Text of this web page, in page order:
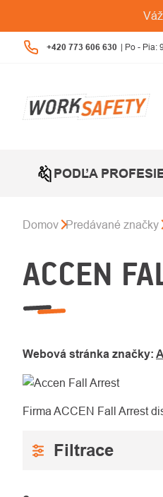
obsah
+420 773 606 630
PODĽA
Domov Predávané značky
ACCEN
Webová stránka značky:
Firma ACCEN Fall Arrest